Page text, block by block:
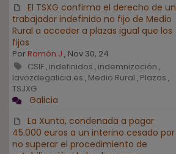
El TSXG confirma el derecho de un
trabajador indefinido no fijo de Medio
Rural a acceder a plazas igual que los
fijos
Por Ramón J., Nov 30, 24
CSIF, indefinidos , indemnización ,
lavozdegalicia.es , Medio Rural , Plazas ,
TSJXG
Galicia
La Xunta, condenada a pagar
45.000 euros a un interino cesado por
no superar el procedimiento de